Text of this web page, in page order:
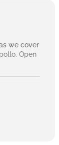
we cover
Open
pasar